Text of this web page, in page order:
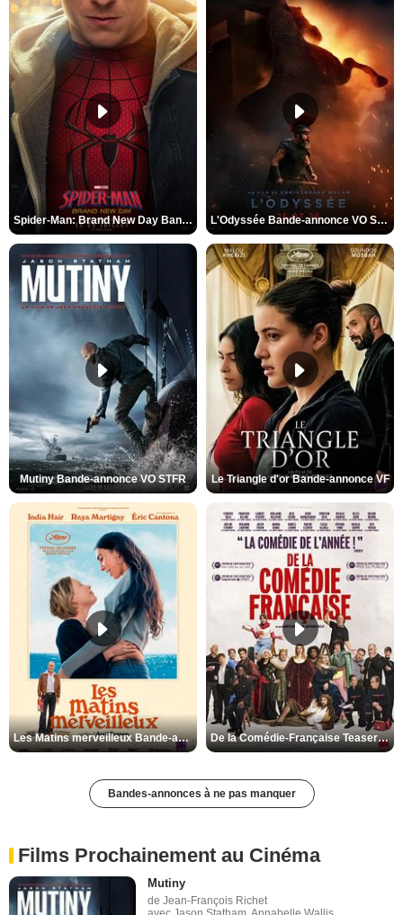
Spider-Man: Brand New Day Bande-annonce VO STFR L'Odyssée Bande-annonce VO STFR
Mutiny Bande-annonce VO STFR Le Triangle d'or Bande-annonce VF
Les Matins merveilleux Bande-annonce VF De la Comédie-Française Teaser VF
Bandes-annonces à ne pas manquer
Films Prochainement au Cinéma
Mutiny
de Jean-François Richet